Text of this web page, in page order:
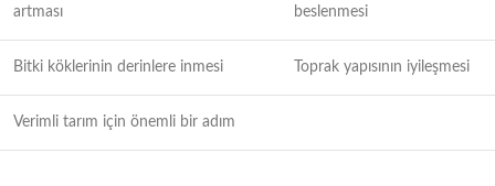
artması
beslenmesi
Bitki köklerinin derinlere inmesi Toprak yapısının iyileşmesi
Verimli tarım için önemli bir adım